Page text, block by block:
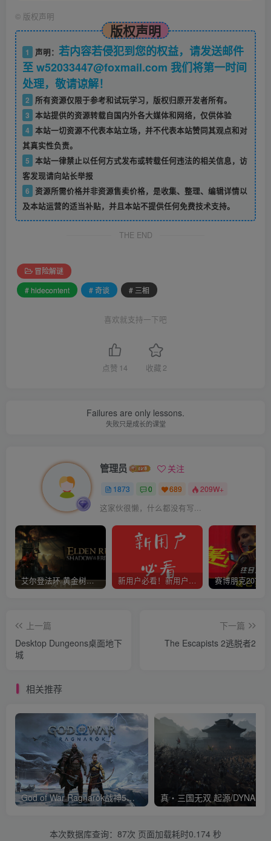
© 版权声明
版权声明
1 声明： 若内容若侵犯到您的权益，请发送邮件
至 w52033447@foxmail.com 我们将第一时间
处理，敬请谅解！
2
所有资源仅限于参考和试玩学习，版权归原开发者所有。
3 本站提供的资源转载自国内外各大媒体和网络，仅供体验
4 本站一切资源不代表本站立场，并不代表本站赞同其观点和对
其真实性负责。
5 本站一律禁止以任何方式发布或转载任何违法的相关信息，访
客发现请向站长举报
6
资源所需价格并非资源售卖价格，是收集、整理、编辑详情以
及本站运营的适当补贴，并且本站不提供任何免费技术支持。
THE END
冒险解谜
# hidecontent
# 奇谈 # 三相
喜欢就支持一下吧
点赞 14 收藏 2
Failures are only lessons.
失败只是成长的课堂
管理员 关注
1873 0 689 209W+
这家伙很懒，什么都没有写...
艾尔登法环 黄金树幽影 新用户必看！新用户必看！新用户必看！！！
上一篇
Desktop Dungeons桌面地下
城
下一篇
The Escapists 2逃脱者2
相关推荐
God of War Ragnarök战神5诸神黄昏降
本次数据库查询：87次 页面加载耗时0.174 秒